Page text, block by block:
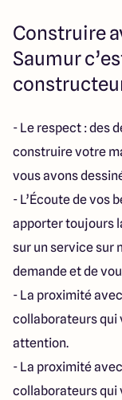
Construire
Saumur
- Le respect : des
construire votre
vous avons
- L’Écoute de vos
apporter toujours
sur un service sur
demande et de
- La proximité
collaborateurs qui
attention.
- La proximité
collaborateurs qui